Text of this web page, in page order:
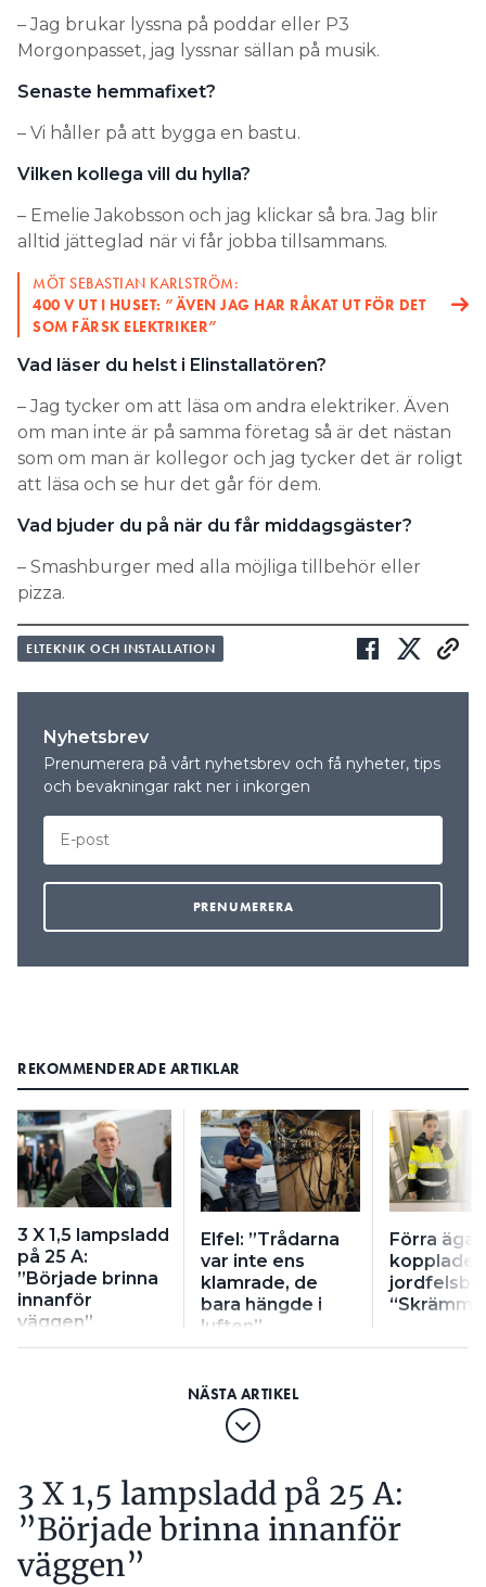
– Jag brukar lyssna på poddar eller P3
Morgonpasset, jag lyssnar sällan på musik.
Senaste hemmafixet?
– Vi håller på att bygga en bastu.
Vilken kollega vill du hylla?
– Emelie Jakobsson och jag klickar så bra. Jag blir
alltid jätteglad när vi får jobba tillsammans.
MÖT SEBASTIAN KARLSTRÖM:
400 V UT I HUSET: ”ÄVEN JAG HAR RÅKAT UT FÖR DET
SOM FÄRSK ELEKTRIKER”
Vad läser du helst i Elinstallatören?
– Jag tycker om att läsa om andra elektriker. Även
om man inte är på samma företag så är det nästan
som om man är kollegor och jag tycker det är roligt
att läsa och se hur det går för dem.
Vad bjuder du på när du får middagsgäster?
– Smashburger med alla möjliga tillbehör eller
pizza.
ELTEKNIK OCH INSTALLATION
Nyhetsbrev
Prenumerera på vårt nyhetsbrev och få nyheter, tips
och bevakningar rakt ner i inkorgen
REKOMMENDERADE ARTIKLAR
3 X 1,5 lampsladd
på 25 A:
”Började brinna
innanför
väggen”
Elfel: ”Trådarna
var inte ens
klamrade, de
bara hängde i
luften”
Förra
kopplade
3 X 1,5 lampsladd på 25 A:
”Började brinna innanför
väggen”